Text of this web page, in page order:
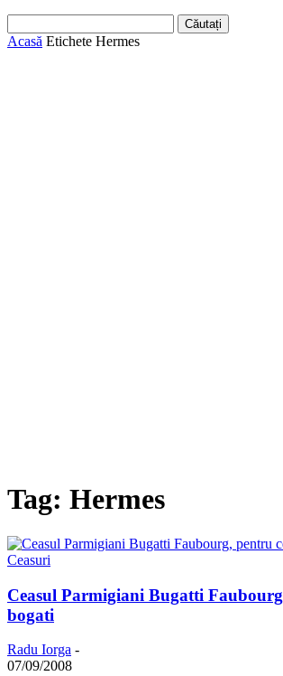
Acasă Etichete Hermes
Tag: Hermes
Ceasuri
Ceasul Parmigiani Bugatti
bogati
Radu Iorga -
07/09/2008